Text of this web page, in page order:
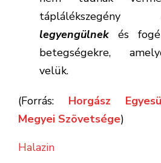
legyengülnek
és
betegségekre,
velük.
(Forrás: Horgász
Megyei Szövetsége)
Halazin